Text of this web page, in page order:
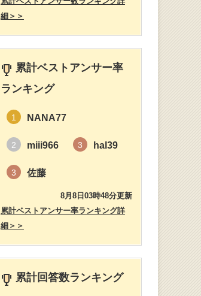
細＞＞
累計ベストアンサー率
ランキング
1 NANA77
2 miii966 3 hal39
3 佐藤
8月8日03時48分更新
累計ベストアンサー率ランキング詳
細＞＞
累計回答数ランキング